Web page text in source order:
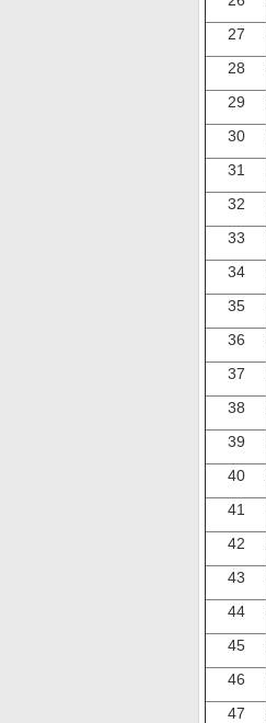
27
28
29
30
31
32
33
34
35
36
37
38
39
40
41
42
43
44
45
46
47